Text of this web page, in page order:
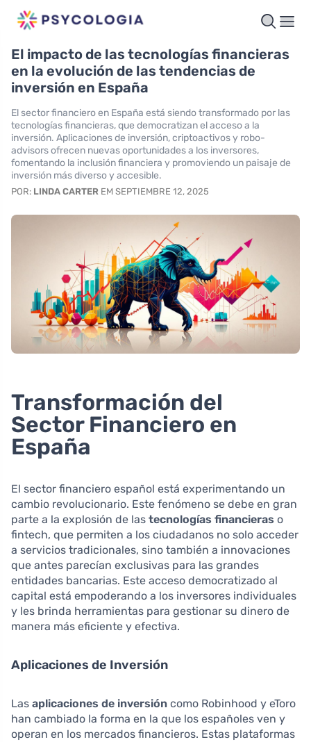
El impacto de las tecnologías financieras
en la evolución de las tendencias de
inversión en España
El sector financiero en España está siendo transformado por las
tecnologías financieras, que democratizan el acceso a la
inversión. Aplicaciones de inversión, criptoactivos y robo-
advisors ofrecen nuevas oportunidades a los inversores,
fomentando la inclusión financiera y promoviendo un paisaje de
inversión más diverso y accesible.
POR: LINDA CARTER EM SEPTIEMBRE 12, 2025
Transformación del
Sector Financiero en
España
El sector financiero español está experimentando un
cambio revolucionario. Este fenómeno se debe en gran
parte a la explosión de las tecnologías financieras o
fintech, que permiten a los ciudadanos no solo acceder
a servicios tradicionales, sino también a innovaciones
que antes parecían exclusivas para las grandes
entidades bancarias. Este acceso democratizado al
capital está empoderando a los inversores individuales
y les brinda herramientas para gestionar su dinero de
manera más eficiente y efectiva.
Aplicaciones de Inversión
Las aplicaciones de inversión como Robinhood y eToro
han cambiado la forma en la que los españoles ven y
operan en los mercados financieros. Estas plataformas